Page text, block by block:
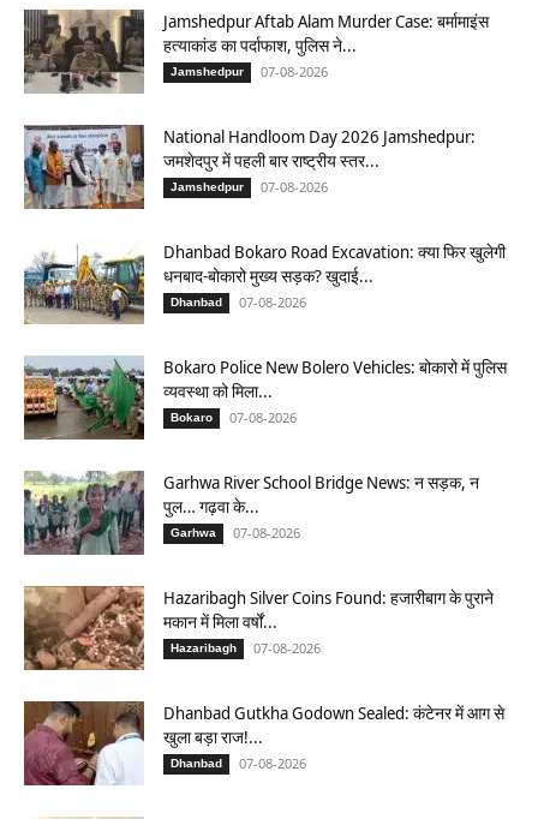
Jamshedpur Aftab Alam Murder Case: बर्मामाइंस
हत्याकांड का पर्दाफाश, पुलिस ने...
Jamshedpur 07-08-2026
National Handloom Day 2026 Jamshedpur:
जमशेदपुर में पहली बार राष्ट्रीय स्तर...
Jamshedpur 07-08-2026
Dhanbad Bokaro Road Excavation: क्या फिर खुलेगी
धनबाद-बोकारो मुख्य सड़क? खुदाई...
Dhanbad 07-08-2026
Bokaro Police New Bolero Vehicles: बोकारो में पुलिस
व्यवस्था को मिला...
Bokaro 07-08-2026
Garhwa River School Bridge News: न सड़क, न
पुल… गढ़वा के...
Garhwa 07-08-2026
Hazaribagh Silver Coins Found: हजारीबाग के पुराने
मकान में मिला वर्षों...
Hazaribagh 07-08-2026
Dhanbad Gutkha Godown Sealed: कंटेनर में आग से
खुला बड़ा राज!...
Dhanbad 07-08-2026